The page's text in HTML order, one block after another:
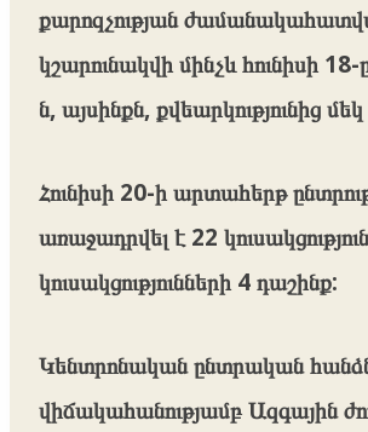
քարոզչության
կշարունակվի մինչև հունիսի
ն, այսինքն, քվեարկությունից
Հունիսի 20-ի արտահերթ
առաջադրվել է 22
կուսակցությունների 4 դաշինք:
Կենտրոնական ընտրական
վիճակահանությամբ Ազգային